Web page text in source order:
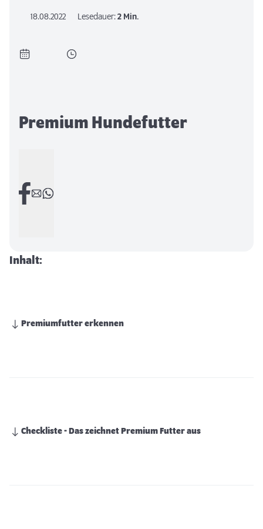
18.08.2022 Lesedauer:2 Min.
Premium Hundefutter
Inhalt:
Premiumfutter erkennen
Checkliste - Das zeichnet Premium Futter aus